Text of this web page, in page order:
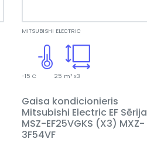
MITSUBISHI ELECTRIC
25 m² x3
-15 C
Gaisa kondicionieris
Mitsubishi Electric EF Sērija
MSZ-EF25VGKS (X3) MXZ-
3F54VF